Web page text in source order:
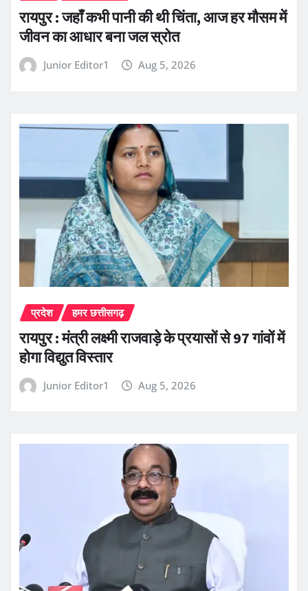
रायपुर : जहाँ कभी पानी की थी चिंता, आज हर मौसम में
जीवन का आधार बना जल स्रोत
Junior Editor1 Aug 5, 2026
प्रदेश हमर छत्तीसगढ़
रायपुर : मंत्री लक्ष्मी राजवाड़े के प्रयासों से 97 गांवों में
होगा विद्युत विस्तार
Junior Editor1 Aug 5, 2026